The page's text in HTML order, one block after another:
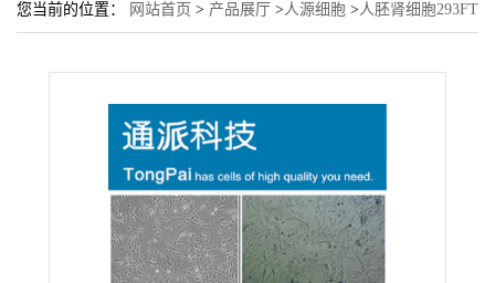
您当前的位置： 网站首页 > 产品展厅 >人源细胞 >人胚肾细胞293FT